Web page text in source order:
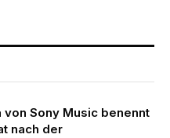
von Sony Music benennt
nach der